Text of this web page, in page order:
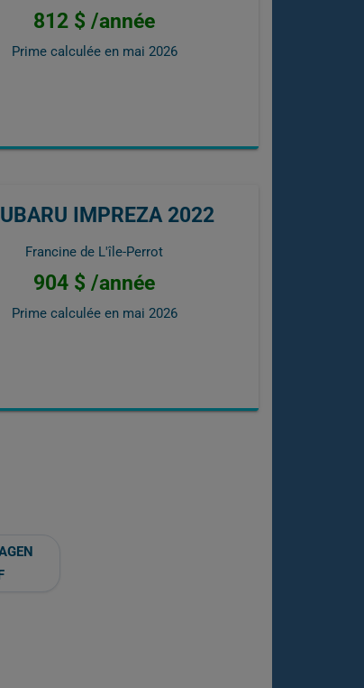
812 $ /année
Prime calculée en mai 2026
IMPREZA 2022
Francine de L'île-Perrot
904 $ /année
Prime calculée en mai 2026